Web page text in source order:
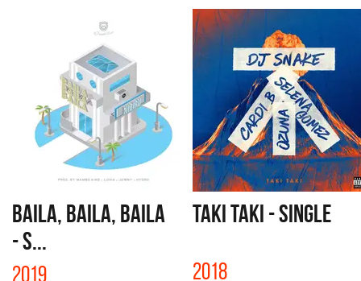
BAILA, BAILA, BAILA
- S...
2019
TAKI TAKI - SINGLE
2018